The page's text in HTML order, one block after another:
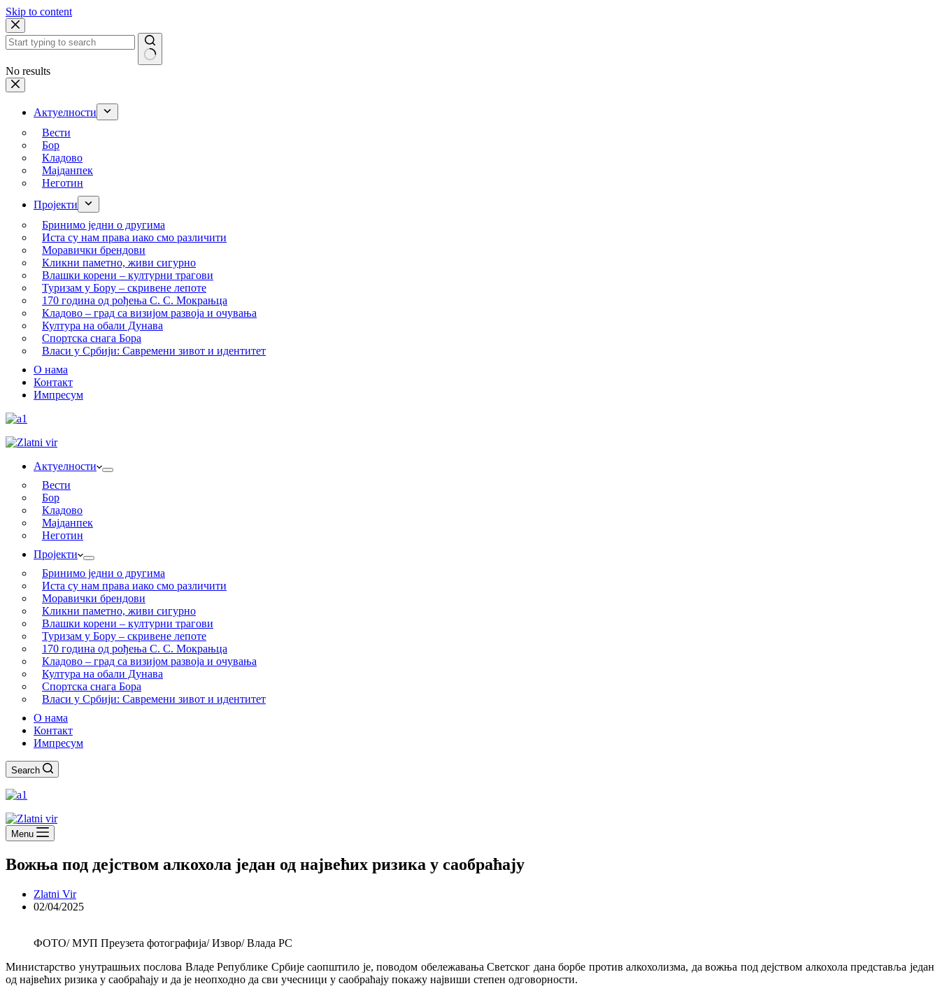
Skip to content
No results
Актуелности
Вести
Бор
Кладово
Мајданпек
Неготин
Пројекти
Бринимо једни о другима
Иста су нам права иако смо различити
Моравички брендови
Кликни паметно, живи сигурно
Влашки корени – културни трагови
Туризам у Бору – скривене лепоте
170 година од рођења С. С. Мокрањца
Кладово – град са визијом развоја и очувања
Култура на обали Дунава
Спортска снага Бора
Власи у Србији: Савремени зивот и идентитет
О нама
Контакт
Импресум
Актуелности
Вести
Бор
Кладово
Мајданпек
Неготин
Пројекти
Бринимо једни о другима
Иста су нам права иако смо различити
Моравички брендови
Кликни паметно, живи сигурно
Влашки корени – културни трагови
Туризам у Бору – скривене лепоте
170 година од рођења С. С. Мокрањца
Кладово – град са визијом развоја и очувања
Култура на обали Дунава
Спортска снага Бора
Власи у Србији: Савремени зивот и идентитет
О нама
Контакт
Импресум
Search
Menu
Вожња под дејством алкохола један од највећих ризика у саобраћају
Zlatni Vir
02/04/2025
ФОТО/ МУП Преузета фотографија/ Извор/ Влада РС
Министарство унутрашњих послова Владе Републике Србије саопштило је, поводом обележавања Светског дана борбе против алкохолизма, да вожња под дејством алкохола представља један
од највећих ризика у саобраћају и да је неопходно да сви учесници у саобраћају покажу највиши степен одговорности.